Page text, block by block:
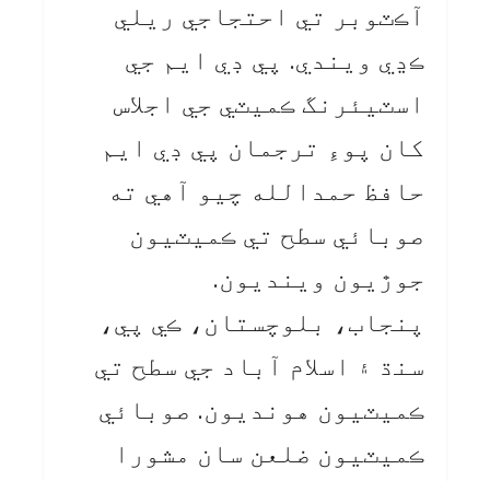
آڪٽوبر تي احتجاجي ريلي
ڪڍي ويندي. پي ڊي ايم جي
اسٽيئرنگ ڪميٽي جي اجلاس
کان پوءِ ترجمان پي ڊي ايم
حافظ حمدالله چيو آهي ته
صوبائي سطح تي ڪميٽيون
جوڙيون وينديون.
پنجاب، بلوچستان، ڪي پي،
سنڌ ۽ اسلام آباد جي سطح تي
ڪميٽيون هونديون. صوبائي
ڪميٽيون ضلعن سان مشورا